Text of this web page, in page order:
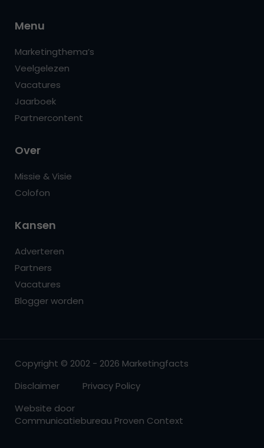
Menu
Marketingthema’s
Veelgelezen
Vacatures
Jaarboek
Partnercontent
Over
Missie & Visie
Colofon
Kansen
Adverteren
Partners
Vacatures
Blogger worden
Copyright © 2002 - 2026 Marketingfacts
Disclaimer
Privacy Policy
Website door
Communicatiebureau Proven Context